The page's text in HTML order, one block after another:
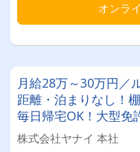
オンラ
月給28万～30万円／
距離・泊まりなし！
毎日帰宅OK！大型免
経験でも1～2ヶ月で
株式会社ヤナイ 本社